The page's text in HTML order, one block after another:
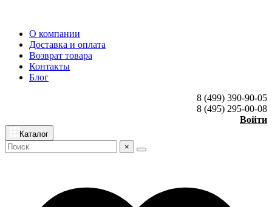
О компании
Доставка и оплата
Возврат товара
Контакты
Блог
8 (499) 390-90-05
8 (495) 295-00-08
Войти
Каталог
×